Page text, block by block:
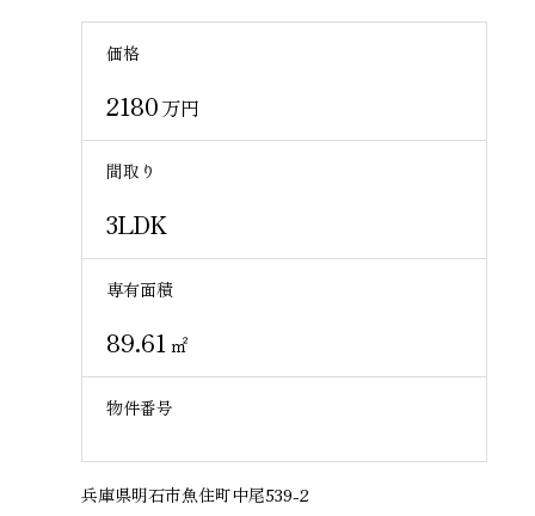
価格
2180万円
間取り
3LDK
専有面積
89.61㎡
物件番号
兵庫県明石市魚住町中尾539-2